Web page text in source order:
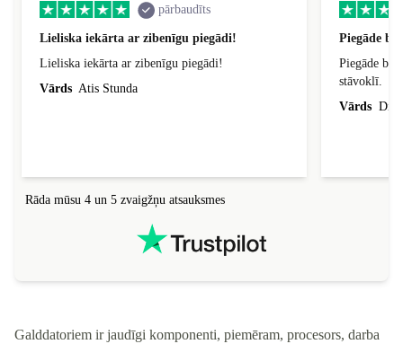
pārbaudīts
Lieliska iekārta ar zibenīgu piegādi!
Lieliska iekārta ar zibenīgu piegādi!
Vārds Atis Stunda
Piegāde
Piegāde
stāvoklī.
Vārds
Rāda mūsu 4 un 5 zvaigžņu atsauksmes
Galddatoriem ir jaudīgi komponenti, piemēram, procesors, darba